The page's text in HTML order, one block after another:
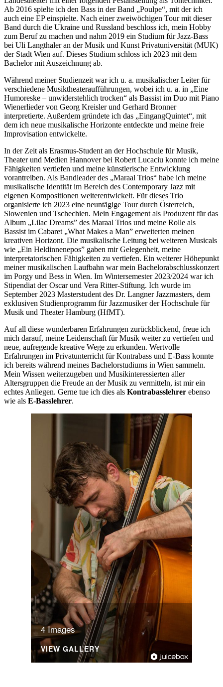
Ab 2016 spielte ich den Bass in der Band „Poulpe“, mit der ich
auch eine EP einspielte. Nach einer zweiwöchigen Tour mit dieser
Band durch die Ukraine und Russland beschloss ich, mein Hobby
zum Beruf zu machen und nahm 2019 ein Studium für Jazz-Bass
bei Uli Langthaler an der Musik und Kunst Privatuniversität (MUK)
der Stadt Wien auf. Dieses Studium schloss ich 2023 mit dem
Bachelor mit Auszeichnung ab.
Während meiner Studienzeit war ich u. a. musikalischer Leiter für
verschiedene Musiktheateraufführungen, wobei ich u. a. in „Eine
Humoreske – unwiderstehlich trocken“ als Bassist im Duo mit Piano
Wienerlieder von Georg Kreisler und Gerhard Bronner
interpretierte. Außerdem gründete ich das „EingangQuintet“, mit
dem ich neue musikalische Horizonte entdeckte und meine freie
Improvisation entwickelte.
In der Zeit als Erasmus-Student an der Hochschule für Musik,
Theater und Medien Hannover bei Robert Lucaciu konnte ich meine
Fähigkeiten vertiefen und meine künstlerische Entwicklung
vorantreiben. Als Bandleader des „Maraal Trios“ habe ich meine
musikalische Identität im Bereich des Contemporary Jazz mit
eigenen Kompositionen weiterentwickelt. Für dieses Trio
organisierte ich 2023 eine neuntägige Tour durch Österreich,
Slowenien und Tschechien. Mein Engagement als Produzent für das
Album „Lilac Dreams” des Maraal Trios und meine Rolle als
Bassist im Cabaret „What Makes a Man” erweiterten meinen
kreativen Horizont. Die musikalische Leitung bei weiteren Musicals
wie „Ein Heldinnenepos” gaben mir Gelegenheit, meine
interpretatorischen Fähigkeiten zu vertiefen. Ein weiterer Höhepunkt
meiner musikalischen Laufbahn war mein Bachelorabschlusskonzert
im Porgy und Bess in Wien. Im Wintersemester 2023/2024 war ich
Stipendiat der Oscar und Vera Ritter-Stiftung. Ich wurde im
September 2023 Masterstudent des Dr. Langner Jazzmasters, dem
exklusiven Studienprogramm für Jazzmusiker der Hochschule für
Musik und Theater Hamburg (HfMT).
Auf all diese wunderbaren Erfahrungen zurückblickend, freue ich
mich darauf, meine Leidenschaft für Musik weiter zu vertiefen und
neue, aufregende kreative Wege zu erkunden. Wertvolle
Erfahrungen im Privatunterricht für Kontrabass und E-Bass konnte
ich bereits während meines Bachelorstudiums in Wien sammeln.
Mein Wissen weiterzugeben und Musikinteressierten aller
Altersgruppen die Freude an der Musik zu vermitteln, ist mir ein
echtes Anliegen. Gerne tue ich dies als Kontrabasslehrer ebenso
wie als E-Basslehrer.
4 Images
VIEW GALLERY